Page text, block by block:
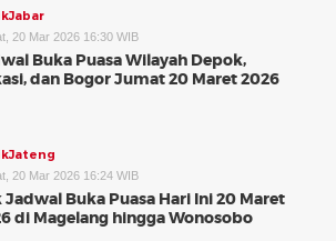
20 Mar 2026 16:30 WIB
Buka Puasa Wilayah Depok,
dan Bogor Jumat 20 Maret 2026
20 Mar 2026 16:24 WIB
Jadwal Buka Puasa Hari Ini 20 Maret
di Magelang hingga Wonosobo